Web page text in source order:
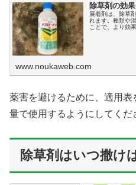
除草剤の効
展着剤は、除草
れます。種類や
ことで、より効
www.noukaweb.com
薬害を避けるために、適用表
量で使用するようにしてくだ
除草剤はいつ撒け